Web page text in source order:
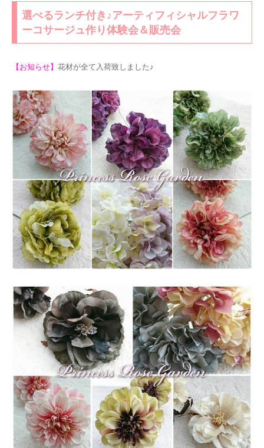
選べるランチ付き♪アーティフィシャルフラワ
ーコサージュ作り体験会＆販売会
【お知らせ】 花材が全て入荷致しました♪